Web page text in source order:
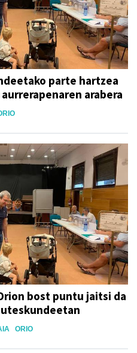
parte hartzea
arabera
bost puntu jaitsi da
ORIO